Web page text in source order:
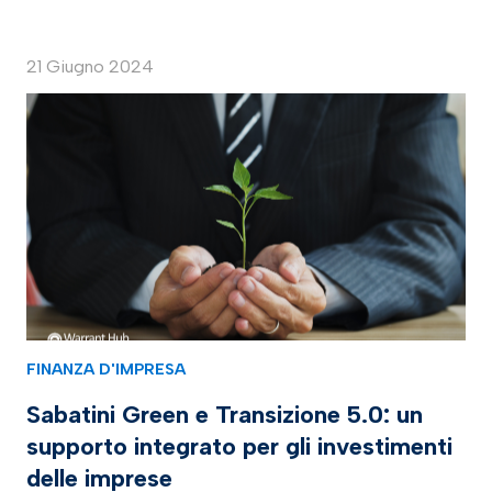
21 Giugno 2024
FINANZA D'IMPRESA
Sabatini Green e Transizione 5.0: un
supporto integrato per gli investimenti
delle imprese